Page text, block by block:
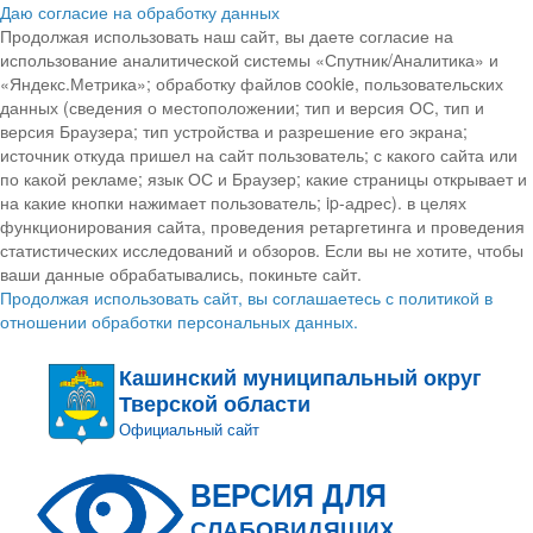
Даю согласие на обработку данных
Продолжая использовать наш сайт, вы даете согласие на
использование аналитической системы «Спутник/Аналитика» и
«Яндекс.Метрика»; обработку файлов cookie, пользовательских
данных (сведения о местоположении; тип и версия ОС, тип и
версия Браузера; тип устройства и разрешение его экрана;
источник откуда пришел на сайт пользователь; с какого сайта или
по какой рекламе; язык ОС и Браузер; какие страницы открывает и
на какие кнопки нажимает пользователь; ip-адрес). в целях
функционирования сайта, проведения ретаргетинга и проведения
статистических исследований и обзоров. Если вы не хотите, чтобы
ваши данные обрабатывались, покиньте сайт.
Продолжая использовать сайт, вы соглашаетесь с политикой в
отношении обработки персональных данных.